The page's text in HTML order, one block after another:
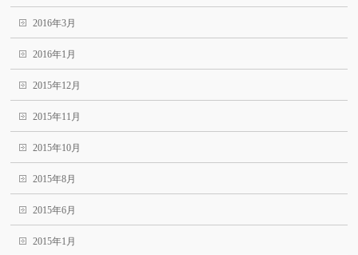
2016年3月
2016年1月
2015年12月
2015年11月
2015年10月
2015年8月
2015年6月
2015年1月